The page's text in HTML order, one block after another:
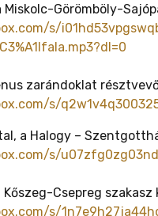
Miskolc-Görömböly-
s/
zarándoklat
s/
a Halogy –
s/
Kőszeg-Csepreg
s/